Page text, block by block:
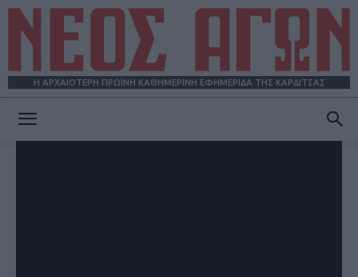
Η ΑΡΧΑΙΟΤΕΡΗ ΠΡΩΪΝΗ ΚΑΘΗΜΕΡΙΝΗ ΕΦΗΜΕΡΙΔΑ ΤΗΣ ΚΑΡΔΙΤΣΑΣ